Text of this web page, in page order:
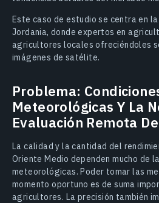
Este caso de estudio se centra en
Jordania, donde expertos en
agricultores locales ofreciéndoles
imágenes de satélite.
Problema:
Meteorológicas Y La
Evaluación Remota
La calidad y la cantidad del
Oriente Medio dependen mucho de
meteorológicas. Poder tomar las
momento oportuno es de suma
agricultores. La precisión también